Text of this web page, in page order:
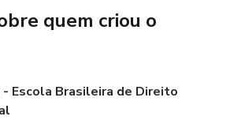
quem criou o
- Escola Brasileira de Direito